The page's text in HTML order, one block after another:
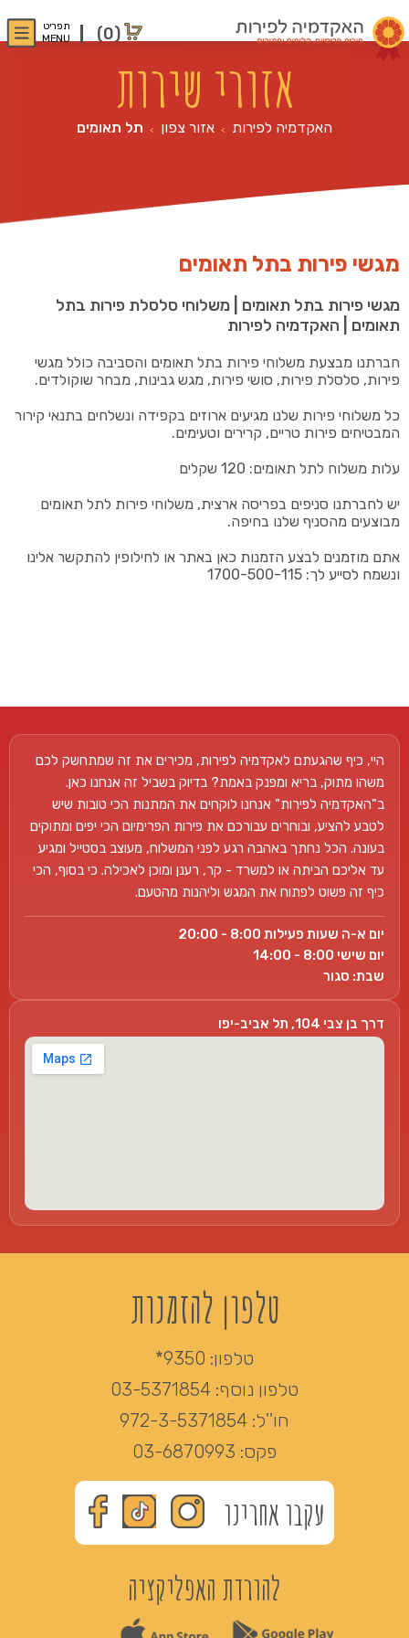
(0)
תפריט
MENU
אזורי שירות
האקדמיה לפירות > אזור צפון > תל תאומים
מגשי פירות בתל תאומים
מגשי פירות בתל תאומים | משלוחי סלסלת פירות בתל
תאומים
| האקדמיה לפירות
חברתנו מבצעת משלוחי פירות בתל תאומים והסביבה כולל מגשי
פירות, סלסלת פירות, סושי פירות, מגש גבינות, מבחר שוקולדים.
כל משלוחי פירות שלנו מגיעים ארוזים בקפידה ונשלחים בתנאי קירור
המבטיחים פירות טריים, קרירים וטעימים.
עלות משלוח לתל תאומים: 120 שקלים
יש לחברתנו סניפים בפריסה ארצית, משלוחי פירות לתל תאומים
מבוצעים מהסניף שלנו בחיפה.
אתם מוזמנים לבצע הזמנות כאן באתר או לחילופין להתקשר אלינו
ונשמח לסייע לך: 1700-500-115
היי, כיף שהגעתם לאקדמיה לפירות, מכירים את זה שמתחשק לכם
משהו מתוק, בריא ומפנק באמת? בדיוק בשביל זה אנחנו כאן.
ב"האקדמיה לפירות" אנחנו לוקחים את המתנות הכי טובות שיש
לטבע להציע, ובוחרים עבורכם את פירות הפרימיום הכי יפים ומתוקים
בעונה. הכל נחתך באהבה רגע לפני המשלוח, מעוצב בסטייל ומגיע
עד אליכם הביתה או למשרד - קר, רענן ומוכן לאכילה. כי בסוף, הכי
כיף זה פשוט לפתוח את המגש וליהנות מהטעם.
יום א-ה שעות פעילות 8:00 - 20:00
יום שישי 8:00 - 14:00
שבת: סגור
דרך בן צבי 104, תל אביב-יפו
טלפון להזמנות
טלפון: 9350*
טלפון נוסף: 03-5371854
חו''ל: 972-3-5371854
פקס: 03-6870993
עקבו אחרינו
להורדת האפליקציה